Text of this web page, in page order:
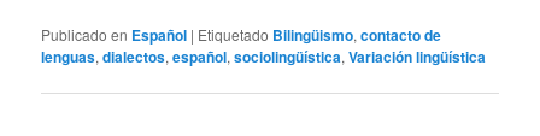
Publicado en Español | Etiquetado Bilingüismo,contacto de
lenguas,dialectos,español,sociolingüística,Variación lingüística